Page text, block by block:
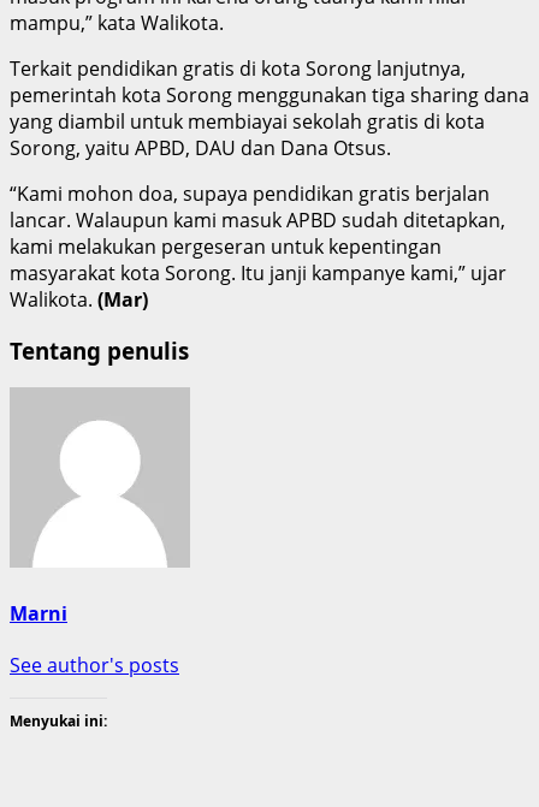
mampu,” kata Walikota.
Terkait pendidikan gratis di kota Sorong lanjutnya,
pemerintah kota Sorong menggunakan tiga sharing dana
yang diambil untuk membiayai sekolah gratis di kota
Sorong, yaitu APBD, DAU dan Dana Otsus.
“Kami mohon doa, supaya pendidikan gratis berjalan
lancar. Walaupun kami masuk APBD sudah ditetapkan,
kami melakukan pergeseran untuk kepentingan
masyarakat kota Sorong. Itu janji kampanye kami,” ujar
Walikota. (Mar)
Tentang penulis
Marni
See author's posts
Menyukai ini: